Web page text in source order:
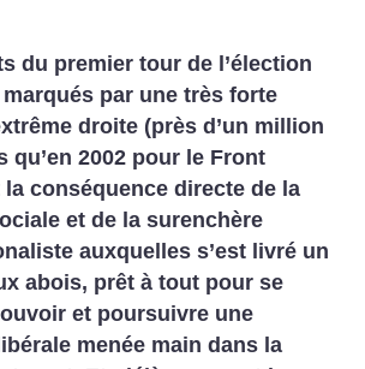
du premier tour de l’élection
par une très forte
droite (près d’un million
qu’en 2002 pour le Front
conséquence directe de la
et de la surenchère
auxquelles s’est livré un
abois, prêt à tout pour se
et poursuivre une
menée main dans la